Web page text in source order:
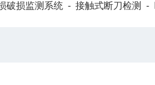
破损监测系统 -接触式断刀检测 -